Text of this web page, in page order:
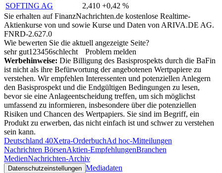
SOFTING AG
2,410 +0,42 %
Sie erhalten auf FinanzNachrichten.de kostenlose Realtime-
Aktienkurse von und sowie Kurse und Daten von ARIVA.DE AG.
FNRD-2.627.0
Wie bewerten Sie die aktuell angezeigte Seite?
sehr gut1 23456schlecht
Problem melden
Werbehinweise: Die Billigung des Basisprospekts durch die BaFin
ist nicht als ihre Befürwortung der angebotenen Wertpapiere zu
verstehen. Wir empfehlen Interessenten und potenziellen Anlegern
den Basisprospekt und die Endgültigen Bedingungen zu lesen,
bevor sie eine Anlageentscheidung treffen, um sich möglichst
umfassend zu informieren, insbesondere über die potenziellen
Risiken und Chancen des Wertpapiers. Sie sind im Begriff, ein
Produkt zu erwerben, das nicht einfach ist und schwer zu verstehen
sein kann.
Deutschland 40Xetra-OrderbuchAd hoc-Mitteilungen
Nachrichten BörsenAktien-EmpfehlungenBranchen
MedienNachrichten-Archiv
Datenschutzeinstellungen Mediadaten